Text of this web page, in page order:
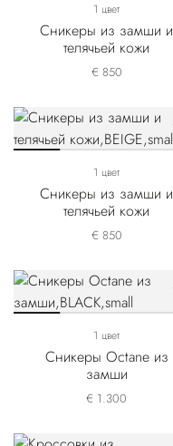
1 цвет
Сникеры из замши и
телячьей кожи
€ 850
1 цвет
Сникеры из замши и
телячьей кожи
€ 850
1 цвет
Сникеры Octane из
замши
€ 1.300